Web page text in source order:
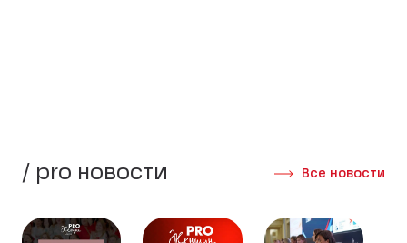
/ pro новости Все новости